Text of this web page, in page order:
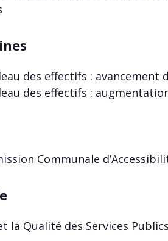
des effectifs : avancement
des effectifs :
Communale
la Qualité des Services